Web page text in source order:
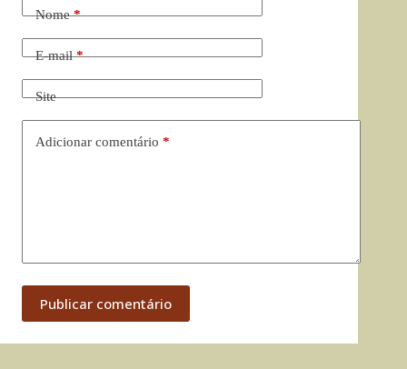
Nome*
E-mail*
Site
Adicionar comentário *
Publicar comentário